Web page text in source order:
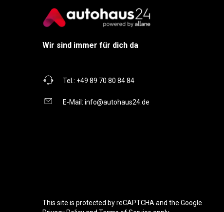
Wir sind immer für dich da
Tel.: +49 89 70 80 84 84
E-Mail: info@autohaus24.de
This site is protected by reCAPTCHA and the Google